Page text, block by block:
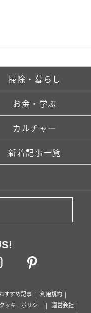
掃除・暮らし
お金・学ぶ
カルチャー
新着記事一覧
おすすめ記事
利用規約
クッキーポリシー
運営会社